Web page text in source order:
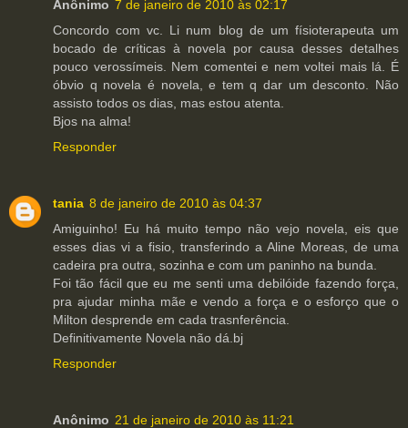
Anônimo 7 de janeiro de 2010 às 02:17
Concordo com vc. Li num blog de um físioterapeuta um
bocado de críticas à novela por causa desses detalhes
pouco verossímeis. Nem comentei e nem voltei mais lá. É
óbvio q novela é novela, e tem q dar um desconto. Não
assisto todos os dias, mas estou atenta.
Bjos na alma!
Responder
tania 8 de janeiro de 2010 às 04:37
Amiguinho! Eu há muito tempo não vejo novela, eis que
esses dias vi a fisio, transferindo a Aline Moreas, de uma
cadeira pra outra, sozinha e com um paninho na bunda.
Foi tão fácil que eu me senti uma debilóide fazendo força,
pra ajudar minha mãe e vendo a força e o esforço que o
Milton desprende em cada trasnferência.
Definitivamente Novela não dá.bj
Responder
Anônimo 21 de janeiro de 2010 às 11:21